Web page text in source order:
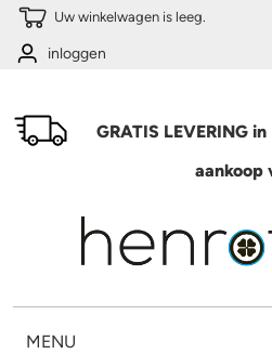
Overslaan en naar de algemene inhoud
Uw winkelwagen is leeg.
inloggen
GRATIS LEVERING
aankoop
MENU